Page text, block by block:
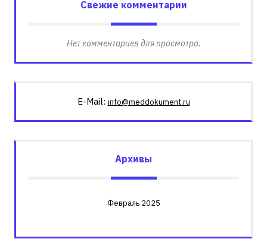
Свежие комментарии
Нет комментариев для просмотра.
E-Mail: info@meddokument.ru
Архивы
Февраль 2025